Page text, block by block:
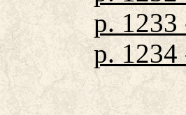
p. 1233
p. 1234